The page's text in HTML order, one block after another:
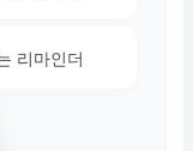
리마인더